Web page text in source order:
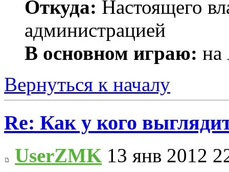
Откуда: Настоящего
администрацией
В основном играю: на
Вернуться к началу
Re: Как у кого
UserZMK 13 янв 2012